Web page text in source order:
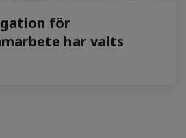
för
har valts